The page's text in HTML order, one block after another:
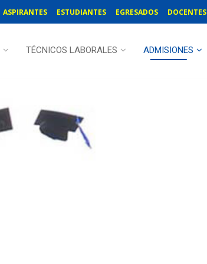
ASPIRANTES ESTUDIANTES EGRESADOS DOCENTES
TÉCNICOS LABORALES ADMISIONES